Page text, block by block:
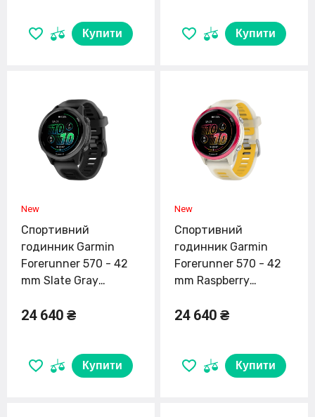
Купити
02969-02)
Купити
Спортивний
годинник Garmin
Forerunner 570 - 42
mm Slate Gray
Translucent
24 640 ₴
Купити
Спортивний
годинник Garmin
Forerunner 570 - 42
mm Raspberry
Translucent
24 640 ₴
Купити